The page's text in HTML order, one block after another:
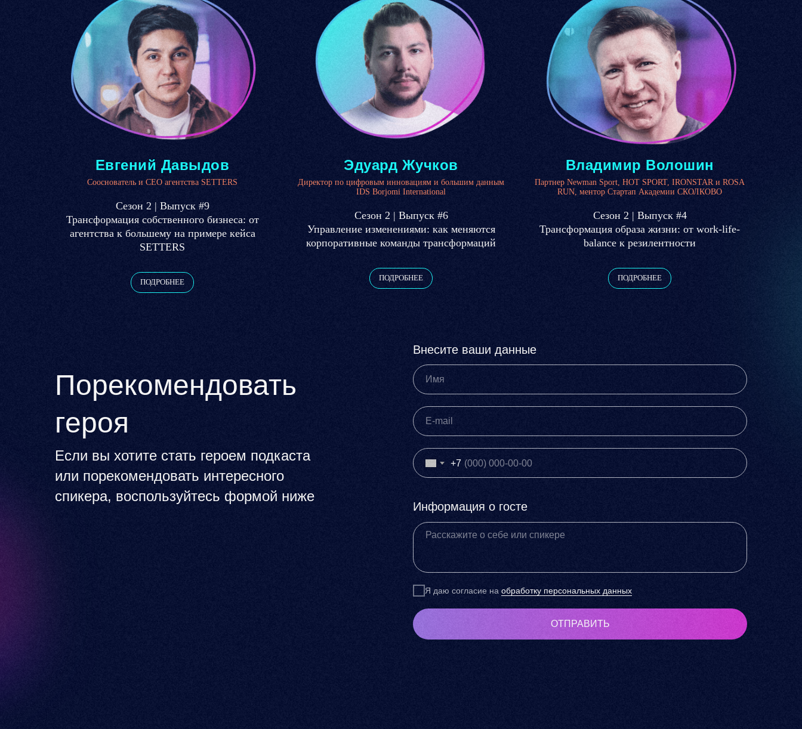
Евгений Давыдов
Сооснователь и CEO агентства SETTERS
Сезон 2 | Выпуск #9
Трансформация собственного бизнеса: от
агентства к большему на примере кейса
SETTERS
ПОДРОБНЕЕ
Эдуард Жучков
Директор по цифровым инновациям и большим данным
IDS Borjomi International
Сезон 2 | Выпуск #6
Управление изменениями: как меняются
корпоративные команды трансформаций
ПОДРОБНЕЕ
Владимир Волошин
Партнер Newman Sport, HOT SPORT, IRONSTAR и ROSA
RUN, ментор Стартап Академии СКОЛКОВО
Сезон 2 | Выпуск #4
Трансформация образа жизни: от work-life-
balance к резилентности
ПОДРОБНЕЕ
+7
Я даю согласие на обработку персональных данных
ОТПРАВИТЬ
Порекомендовать
героя
Если вы хотите стать героем подкаста
или порекомендовать интересного
спикера, воспользуйтесь формой ниже
Внесите ваши данные
Информация о госте